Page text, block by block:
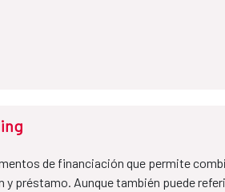
de financiación que permite
y préstamo. Aunque también puede